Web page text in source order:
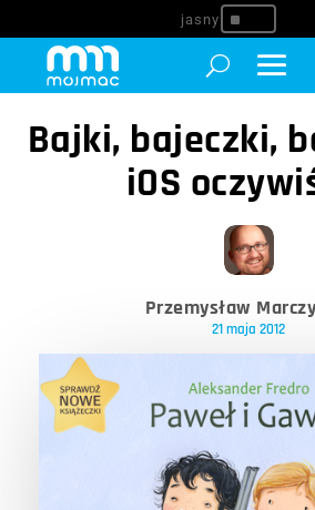
^
Bajki, bajeczki,
iOS
Przemysław
21 maja 2012